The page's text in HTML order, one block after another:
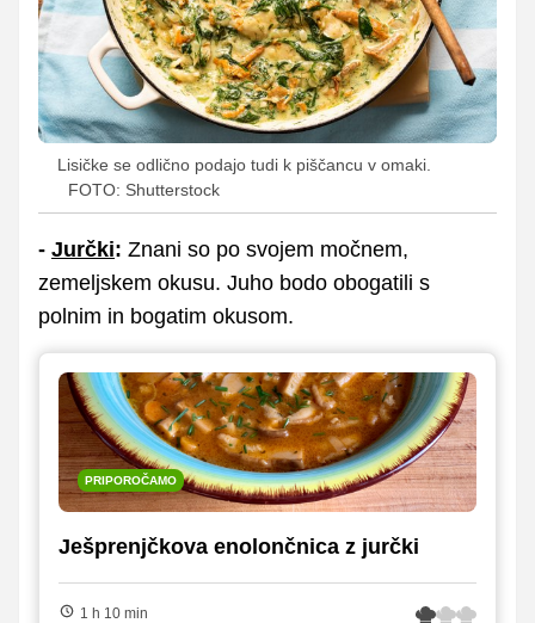
Lisičke se odlično podajo tudi k piščancu v omaki.
FOTO: Shutterstock
- Jurčki: Znani so po svojem močnem,
zemeljskem okusu. Juho bodo obogatili s
polnim in bogatim okusom.
PRIPOROČAMO
Ješprenjčkova enolončnica z jurčki
1 h 10 min